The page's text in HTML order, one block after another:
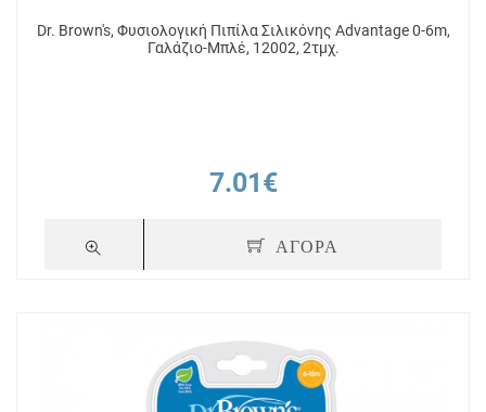
Dr. Brown's, Φυσιολογική Πιπίλα Σιλικόνης Advantage 0-6m,
Γαλάζιο-Μπλέ, 12002, 2τμχ.
7.01€
ΑΓΟΡΑ